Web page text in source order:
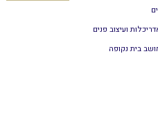
ועיצוב פנים
בית נקופה